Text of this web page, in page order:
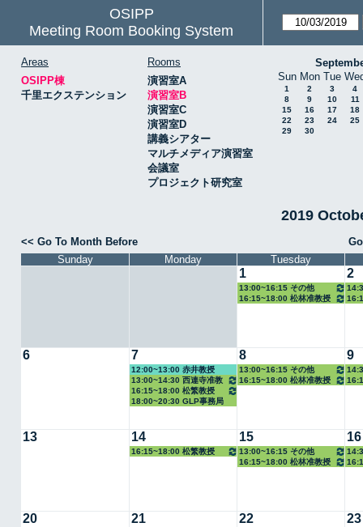
OSIPP
Meeting Room Booking System
Areas
OSIPP棟
千里エクステンション
Rooms
演習室A
演習室B
演習室C
演習室D
講義シアター
マルチメディア演習室
会議室
プロジェクト研究室
Sun Mon Tue
1 2 3
4
8
9 10
11
15
16 17
18
22
23 24
25
29
30
2019
<< Go To Month Before
Sunday
Monday Tuesday
1
13:00~16:15 その他
16:15~18:00 松林准教授
2
6 7
12:00~13:00 赤井教授
13:00~14:30 西連寺准教
授
16:15~18:00 松繁教授
18:00~20:30 GLP事務局
8
13:00~16:15 その他
16:15~18:00 松林准教授
9
13 14
16:15~18:00 松繁教授
15
13:00~16:15 その他
16:15~18:00 松林准教授
16
20 21 22 23